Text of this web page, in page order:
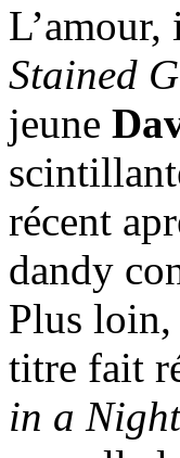
Stained
jeune
récent
dandy
Plus loin,
titre fait
in a